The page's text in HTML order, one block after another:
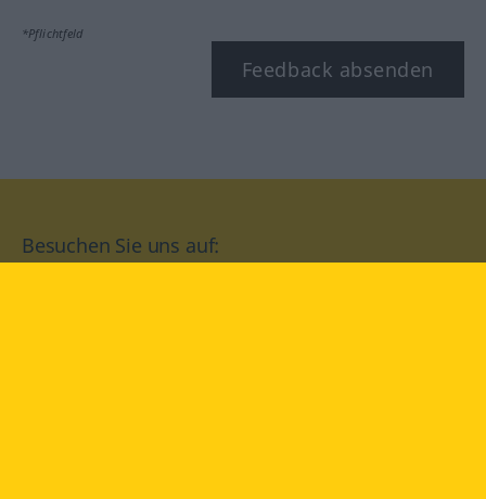
*Pflichtfeld
Feedback absenden
Besuchen Sie uns auf: